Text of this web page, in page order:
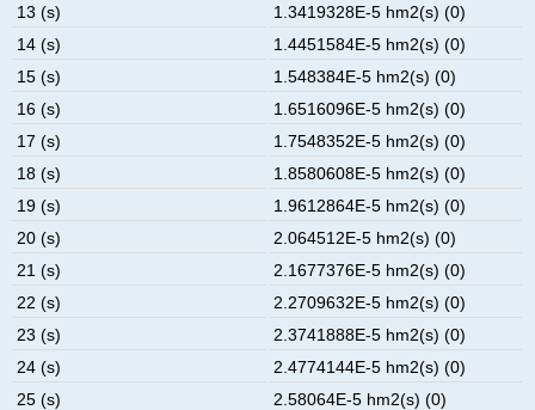
13 (s)
1.3419328E-5 hm2(s) (0)
14 (s)
1.4451584E-5 hm2(s) (0)
15 (s)
1.548384E-5 hm2(s) (0)
16 (s)
1.6516096E-5 hm2(s) (0)
17 (s)
1.7548352E-5 hm2(s) (0)
18 (s)
1.8580608E-5 hm2(s) (0)
19 (s)
1.9612864E-5 hm2(s) (0)
20 (s)
2.064512E-5 hm2(s) (0)
21 (s)
2.1677376E-5 hm2(s) (0)
22 (s)
2.2709632E-5 hm2(s) (0)
23 (s)
2.3741888E-5 hm2(s) (0)
24 (s)
2.4774144E-5 hm2(s) (0)
25 (s)
2.58064E-5 hm2(s) (0)